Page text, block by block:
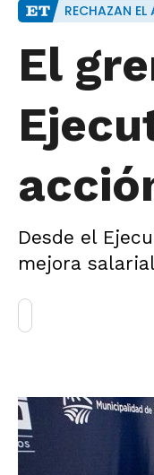
RECHAZAN EL
El
Desde el
mejora